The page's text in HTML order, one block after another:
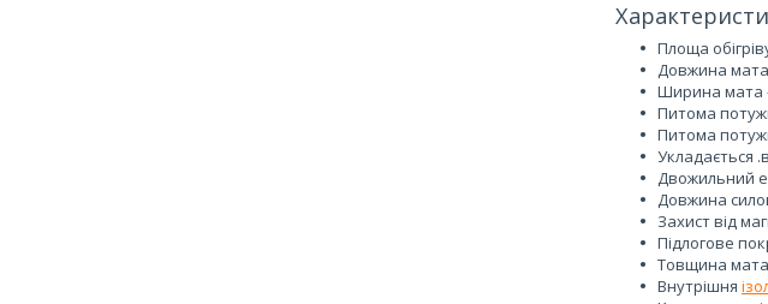
Площа
Довжина мата
Ширина мата
Питома
Питома
Укладається
Двожильний
Довжина
Захист від
Підлогове
Товщина
Внутрішня